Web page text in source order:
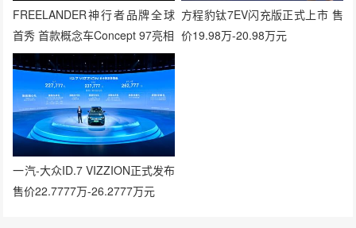
FREELANDER神行者品牌全球
首秀 首款概念车Concept 97亮相
方程豹钛7EV闪充版正式上市 售
价19.98万-20.98万元
一汽-大众ID.7 VIZZION正式发布
售价22.7777万-26.2777万元